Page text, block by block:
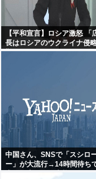
【平和宣言】ロシア激怒 「
長はロシアのウクライナ侵
難した」
中国さん、SNSで「スシロ
ー」が大流行→14時間待ち